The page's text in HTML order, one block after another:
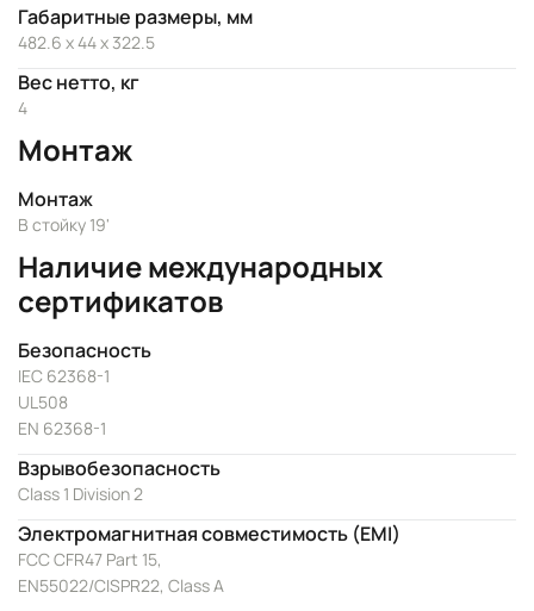
Габаритные размеры, мм
482.6 x 44 x 322.5
Вес нетто, кг
4
Монтаж
Монтаж
В стойку 19'
Наличие международных
сертификатов
Безопасность
IEC 62368-1
UL508
EN 62368-1
Взрывобезопасность
Class 1 Division 2
Электромагнитная совместимость (EMI)
FCC CFR47 Part 15,
EN55022/CISPR22, Class A